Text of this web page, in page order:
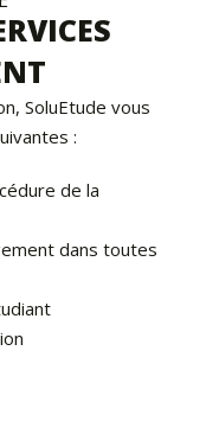
SoluEtude vous
:
de la
dans toutes